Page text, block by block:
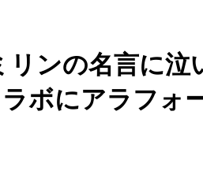
リンの名言に泣
ボにアラフォ